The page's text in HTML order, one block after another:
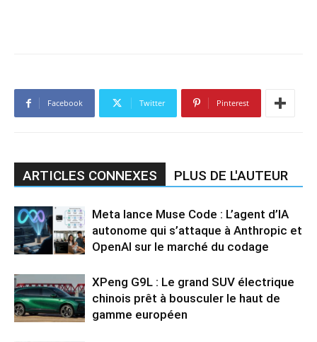
Facebook Twitter Pinterest
ARTICLES CONNEXES PLUS DE L'AUTEUR
Meta lance Muse Code : L’agent d’IA
autonome qui s’attaque à Anthropic et
OpenAI sur le marché du codage
XPeng G9L : Le grand SUV électrique
chinois prêt à bousculer le haut de
gamme européen